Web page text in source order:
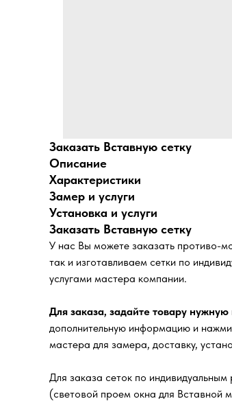
Заказать Вставную сетку
Описание
Характеристики
Замер и услуги
Установка и услуги
Заказать Вставную сетку
У нас Вы можете заказать противо-
так и изготавливаем сетки по
услугами мастера компании.
Для заказа, задайте товару
дополнительную информацию и
мастера для замера, доставку,
Для заказа сеток по
(световой проем окна для Вставной